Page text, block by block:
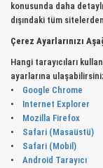
konusunda daha
dışındaki tüm
Çerez Ayarlarınızı
Hangi tarayıcıları
ayarlarına
• Google Chrome
• Internet Explorer
• Mozilla Firefox
• Safari (Masaüstü)
• Safari (Mobil)
• Android Tarayıcı